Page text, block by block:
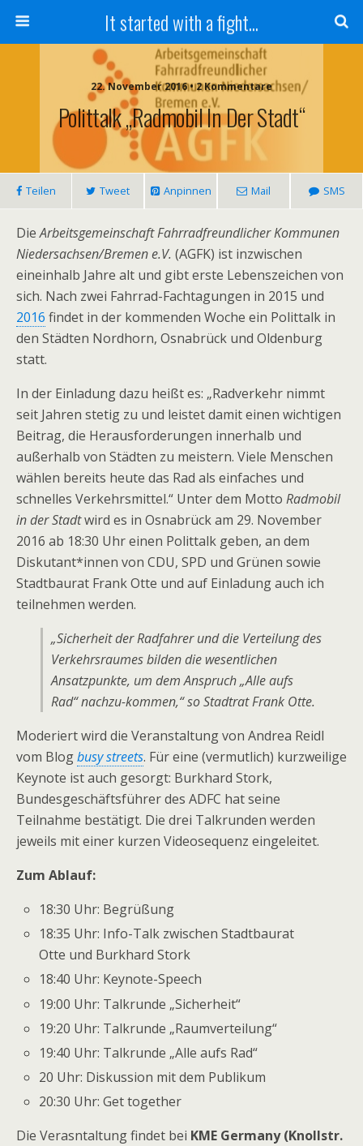
It started with a fight...
22. November 2016 • 2 Kommentare
Polittalk „Radmobil In Der Stadt“
Teilen Tweet Anpinnen Mail SMS
DieArbeitsgemeinschaft Fahrradfreundlicher Kommunen
Niedersachsen/Bremen e.V. (AGFK) ist inzwischen
eineinhalb Jahre alt und gibt erste Lebenszeichen von
sich. Nach zwei Fahrrad-Fachtagungen in 2015 und
2016 findet in der kommenden Woche ein Polittalk in
den Städten Nordhorn, Osnabrück und Oldenburg
statt.
In der Einladung dazu heißt es: „Radverkehr nimmt
seit Jahren stetig zu und leistet damit einen wichtigen
Beitrag, die Herausforderungen innerhalb und
außerhalb von Städten zu meistern. Viele Menschen
wählen bereits heute das Rad als einfaches und
schnelles Verkehrsmittel.“ Unter dem Motto Radmobil
in der Stadtwird es in Osnabrück am 29. November
2016 ab 18:30 Uhr einen Polittalk geben, an dem
Diskutant*innen von CDU, SPD und Grünen sowie
Stadtbaurat Frank Otte und auf Einladung auch ich
teilnehmen werden.
„Sicherheit der Radfahrer und die Verteilung des
Verkehrsraumes bilden die wesentlichen
Ansatzpunkte, um dem Anspruch „Alle aufs
Rad“ nachzu-kommen,“ so Stadtrat Frank Otte.
Moderiert wird die Veranstaltung von Andrea Reidl
vom Blogbusy streets. Für eine (vermutlich) kurzweilige
Keynote ist auch gesorgt: Burkhard Stork,
Bundesgeschäftsführer des ADFC hat seine
Teilnahme bestätigt. Die drei Talkrunden werden
jeweils mit einer kurzen Videosequenz eingeleitet.
Zum Ablauf:
18:30 Uhr: Begrüßung
18:35 Uhr: Info-Talk zwischen Stadtbaurat
Otte und Burkhard Stork
18:40 Uhr: Keynote-Speech
19:00 Uhr: Talkrunde „Sicherheit“
19:20 Uhr: Talkrunde „Raumverteilung“
19:40 Uhr: Talkrunde „Alle aufs Rad“
20 Uhr: Diskussion mit dem Publikum
20:30 Uhr: Get together
Die Verasntaltung findet bei KME Germany (Knollstr.